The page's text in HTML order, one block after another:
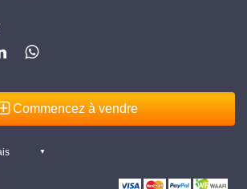
Commencez à vendre